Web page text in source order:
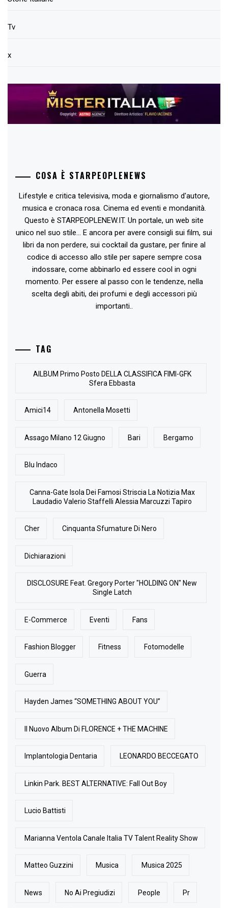
Tv
x
COSA È STARPEOPLENEWS
Lifestyle e critica televisiva, moda e giornalismo d'autore,
musica e cronaca rosa. Cinema ed eventi e mondanità.
Questo è STARPEOPLENEW.IT. Un portale, un web site
unico nel suo stile... E ancora per avere consigli sui film, sui
libri da non perdere, sui cocktail da gustare, per finire al
codice di accesso allo stile per sapere sempre cosa
indossare, come abbinarlo ed essere cool in ogni
momento. Per essere al passo con le tendenze, nella
scelta degli abiti, dei profumi e degli accessori più
importanti..
TAG
AlLBUM Primo Posto DELLA CLASSIFICA FIMI-GFK
Sfera Ebbasta
Amici14 Antonella Mosetti
Assago Milano 12 Giugno Bari Bergamo
Blu Indaco
Canna-Gate Isola Dei Famosi Striscia La Notizia Max
Laudadio Valerio Staffelli Alessia Marcuzzi Tapiro
Cher Cinquanta Sfumature Di Nero
Dichiarazioni
DISCLOSURE Feat. Gregory Porter "HOLDING ON" New
Single Latch
E-Commerce Eventi Fans
Fashion Blogger Fitness Fotomodelle
Guerra
Hayden James “SOMETHING ABOUT YOU”
Il Nuovo Album Di FLORENCE + THE MACHINE
Implantologia Dentaria LEONARDO BECCEGATO
Linkin Park. BEST ALTERNATIVE: Fall Out Boy
Lucio Battisti
Marianna Ventola Canale Italia TV Talent Reality Show
Matteo Guzzini Musica Musica 2025
News No Ai Pregiudizi People Pr